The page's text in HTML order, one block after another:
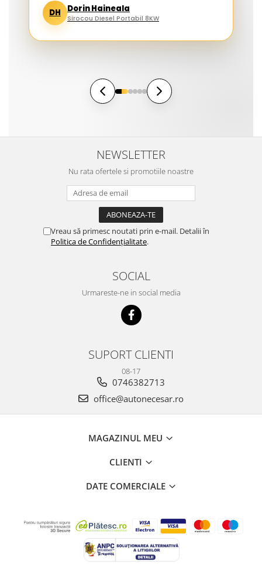
DH Dorin Haineala
Sirocou Diesel Portabil 8KW
NEWSLETTER
Nu rata ofertele si promotiile noastre
Vreau să primesc noutati prin e-mail. Detalii în
Politica de Confidențialitate.
SOCIAL
Urmareste-ne in social media
SUPORT CLIENTI
08-17
0746382713
office@autonecesar.ro
MAGAZINUL MEU
CLIENTI
DATE COMERCIALE